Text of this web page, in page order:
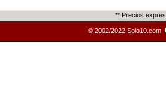
** Precios
© 2002/2022 Solo10.com